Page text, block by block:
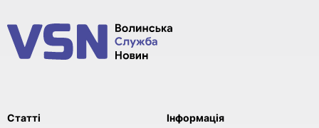
Статті Інформація